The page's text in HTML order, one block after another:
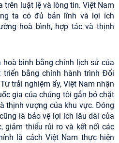
luật lệ và lòng tin. Việt Nam
ta có đủ bản lĩnh và lợi ích
hoà bình, hợp tác và thịnh
hoà bình bằng chính lịch sử của
bằng chính hành trình Đổi
trải nghiệm ấy, Việt Nam nhận
gia của chúng tôi gắn bó chặt
thịnh vượng của khu vực. Đóng
là bảo vệ lợi ích lâu dài của
giảm thiểu rủi ro và kết nối các
là cách Việt Nam thực hiện